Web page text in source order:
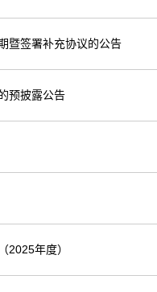
暨签署补充协议的公告
预披露公告
2025年度）